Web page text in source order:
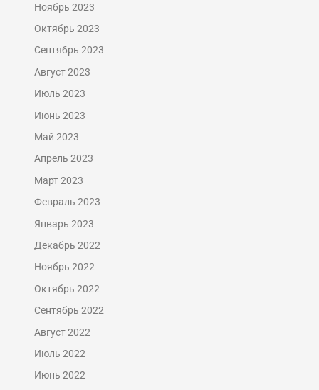
Ноябрь 2023
Октябрь 2023
Сентябрь 2023
Август 2023
Июль 2023
Июнь 2023
Май 2023
Апрель 2023
Март 2023
Февраль 2023
Январь 2023
Декабрь 2022
Ноябрь 2022
Октябрь 2022
Сентябрь 2022
Август 2022
Июль 2022
Июнь 2022